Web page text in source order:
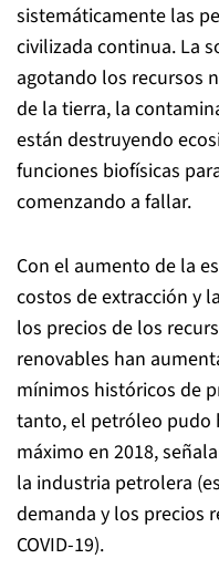
sistemáticamente las
civilizada continua. La
agotando los recursos
de la tierra, la
están destruyendo
funciones biofísicas
comenzando a fallar.
Con el aumento de la
costos de extracción y
los precios de los
renovables han
mínimos históricos de
tanto, el petróleo pudo
máximo en 2018,
la industria petrolera
demanda y los precios
COVID-19).